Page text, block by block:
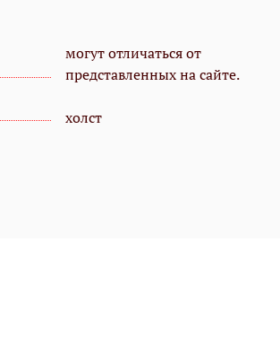
могут отличаться от
представленных на сайте.
холст